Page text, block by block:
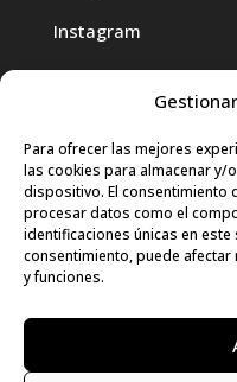
Para ofrecer las mejores
las cookies para almacenar y/
dispositivo. El consentimiento
procesar datos como el
identificaciones únicas en
consentimiento, puede
y funciones.
Instagram
Haz clic para
marketing y